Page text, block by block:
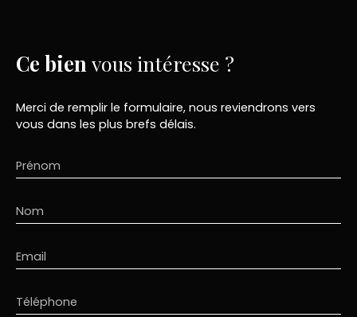
Ce bien vous intéresse ?
Merci de remplir le formulaire, nous reviendrons vers
vous dans les plus brefs délais.
Prénom
Nom
Email
Téléphone